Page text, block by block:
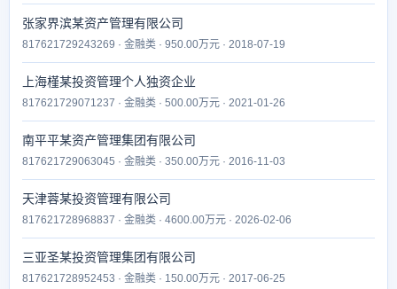
张家界滨某资产管理有限公司
817621729243269 · 金融类 · 950.00万元 · 2018-07-19
上海槿某投资管理个人独资企业
817621729071237 · 金融类 · 500.00万元 · 2021-01-26
南平平某资产管理集团有限公司
817621729063045 · 金融类 · 350.00万元 · 2016-11-03
天津蓉某投资管理有限公司
817621728968837 · 金融类 · 4600.00万元 · 2026-02-06
三亚圣某投资管理集团有限公司
817621728952453 · 金融类 · 150.00万元 · 2017-06-25